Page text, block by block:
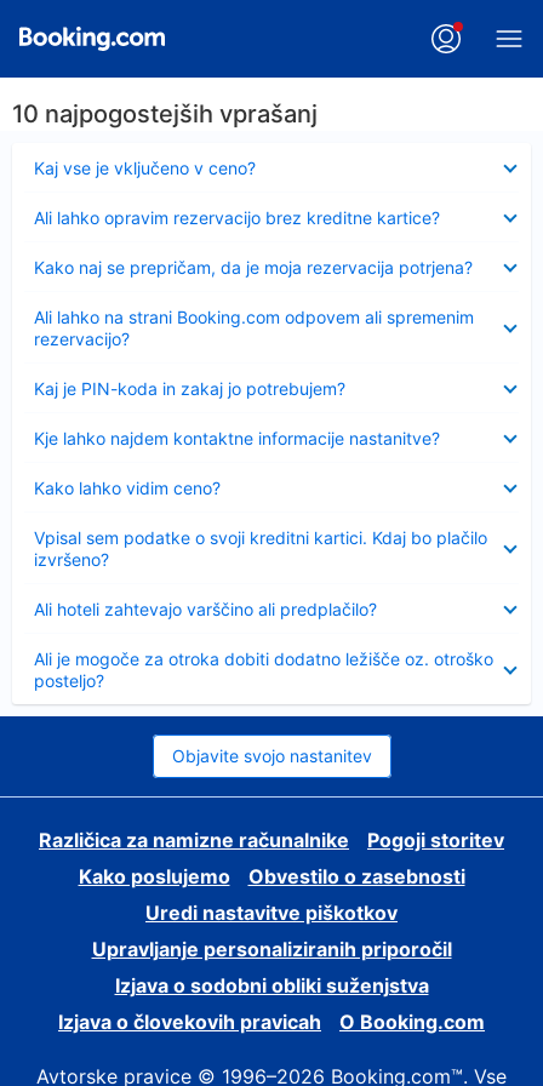
10 najpogostejših vprašanj
Kaj vse je vključeno v ceno?
Ali lahko opravim rezervacijo brez kreditne kartice?
Kako naj se prepričam, da je moja rezervacija potrjena?
Ali lahko na strani Booking.com odpovem ali spremenim
rezervacijo?
Kaj je PIN-koda in zakaj jo potrebujem?
Kje lahko najdem kontaktne informacije nastanitve?
Kako lahko vidim ceno?
Vpisal sem podatke o svoji kreditni kartici. Kdaj bo plačilo
izvršeno?
Ali hoteli zahtevajo varščino ali predplačilo?
Ali je mogoče za otroka dobiti dodatno ležišče oz. otroško
posteljo?
Objavite svojo nastanitev
Različica za namizne računalnike
Pogoji storitev
Kako poslujemo
Obvestilo o zasebnosti
Uredi nastavitve piškotkov
Upravljanje personaliziranih priporočil
Izjava o sodobni obliki suženjstva
Izjava o človekovih pravicah
O Booking.com
Avtorske pravice © 1996–2026 Booking.com™. Vse